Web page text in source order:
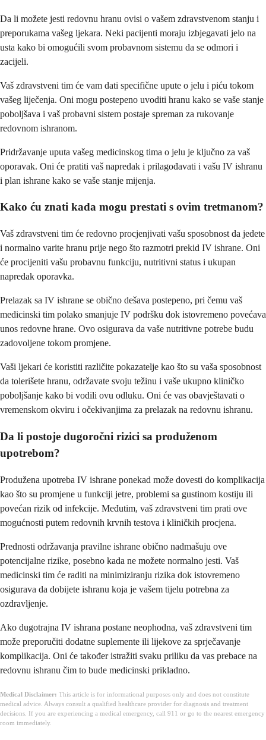
Da li možete jesti redovnu hranu ovisi o vašem zdravstvenom stanju i
preporukama vašeg ljekara. Neki pacijenti moraju izbjegavati jelo na
usta kako bi omogućili svom probavnom sistemu da se odmori i
zacijeli.
Vaš zdravstveni tim će vam dati specifične upute o jelu i piću tokom
vašeg liječenja. Oni mogu postepeno uvoditi hranu kako se vaše stanje
poboljšava i vaš probavni sistem postaje spreman za rukovanje
redovnom ishranom.
Pridržavanje uputa vašeg medicinskog tima o jelu je ključno za vaš
oporavak. Oni će pratiti vaš napredak i prilagođavati i vašu IV ishranu
i plan ishrane kako se vaše stanje mijenja.
Kako ću znati kada mogu prestati s ovim tretmanom?
Vaš zdravstveni tim će redovno procjenjivati vašu sposobnost da jedete
i normalno varite hranu prije nego što razmotri prekid IV ishrane. Oni
će procijeniti vašu probavnu funkciju, nutritivni status i ukupan
napredak oporavka.
Prelazak sa IV ishrane se obično dešava postepeno, pri čemu vaš
medicinski tim polako smanjuje IV podršku dok istovremeno povećava
unos redovne hrane. Ovo osigurava da vaše nutritivne potrebe budu
zadovoljene tokom promjene.
Vaši ljekari će koristiti različite pokazatelje kao što su vaša sposobnost
da tolerišete hranu, održavate svoju težinu i vaše ukupno kliničko
poboljšanje kako bi vodili ovu odluku. Oni će vas obavještavati o
vremenskom okviru i očekivanjima za prelazak na redovnu ishranu.
Da li postoje dugoročni rizici sa produženom
upotrebom?
Produžena upotreba IV ishrane ponekad može dovesti do komplikacija
kao što su promjene u funkciji jetre, problemi sa gustinom kostiju ili
povećan rizik od infekcije. Međutim, vaš zdravstveni tim prati ove
mogućnosti putem redovnih krvnih testova i kliničkih procjena.
Prednosti održavanja pravilne ishrane obično nadmašuju ove
potencijalne rizike, posebno kada ne možete normalno jesti. Vaš
medicinski tim će raditi na minimiziranju rizika dok istovremeno
osigurava da dobijete ishranu koja je vašem tijelu potrebna za
ozdravljenje.
Ako dugotrajna IV ishrana postane neophodna, vaš zdravstveni tim
može preporučiti dodatne suplemente ili lijekove za sprječavanje
komplikacija. Oni će također istražiti svaku priliku da vas prebace na
redovnu ishranu čim to bude medicinski prikladno.
Medical Disclaimer: This article is for informational purposes only and does not constitute
medical advice. Always consult a qualified healthcare provider for diagnosis and treatment
decisions. If you are experiencing a medical emergency, call 911 or go to the nearest emergency
room immediately.